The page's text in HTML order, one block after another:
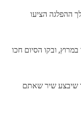
ההפלגה הציעו
ובקו הסיום חכו
שיבצע שיר שאתם